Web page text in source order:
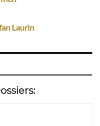
Laurin